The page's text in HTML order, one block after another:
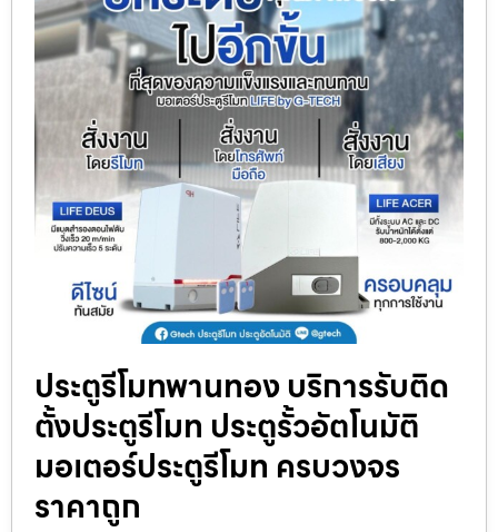
ประตูรีโมทพานทอง บริการรับติด
ตั้งประตูรีโมท ประตูรั้วอัตโนมัติ
มอเตอร์ประตูรีโมท ครบวงจร
ราคาถูก